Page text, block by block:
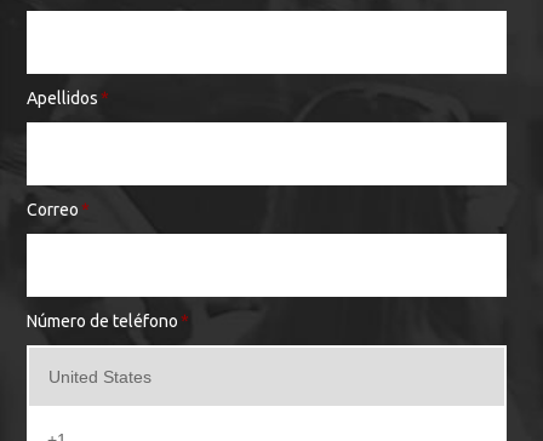
Apellidos *
Correo *
Número de teléfono *